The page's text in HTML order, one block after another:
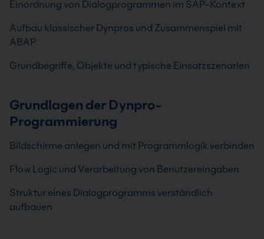
Einordnung von Dialogprogrammen im SAP-Kontext
Aufbau klassischer Dynpros und Zusammenspiel mit
ABAP
Grundbegriffe, Objekte und typische Einsatzszenarien
Grundlagen der Dynpro-
Programmierung
Bildschirme anlegen und mit Programmlogik verbinden
Flow Logic und Verarbeitung von Benutzereingaben
Struktur eines Dialogprogramms verständlich
aufbauen